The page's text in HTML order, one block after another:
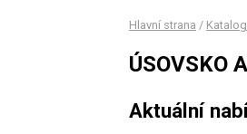
Hlavní strana /
ÚSOVSKO
Aktuální